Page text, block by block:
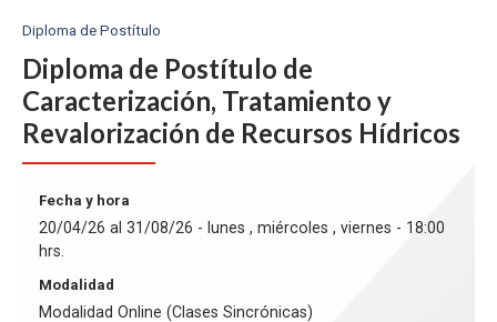
Diploma de Postítulo
Diploma de Postítulo de
Caracterización, Tratamiento y
Revalorización de Recursos Hídricos
Fecha y hora
20/04/26 al 31/08/26 - lunes , miércoles , viernes - 18:00
hrs.
Modalidad
Modalidad Online (Clases Sincrónicas)